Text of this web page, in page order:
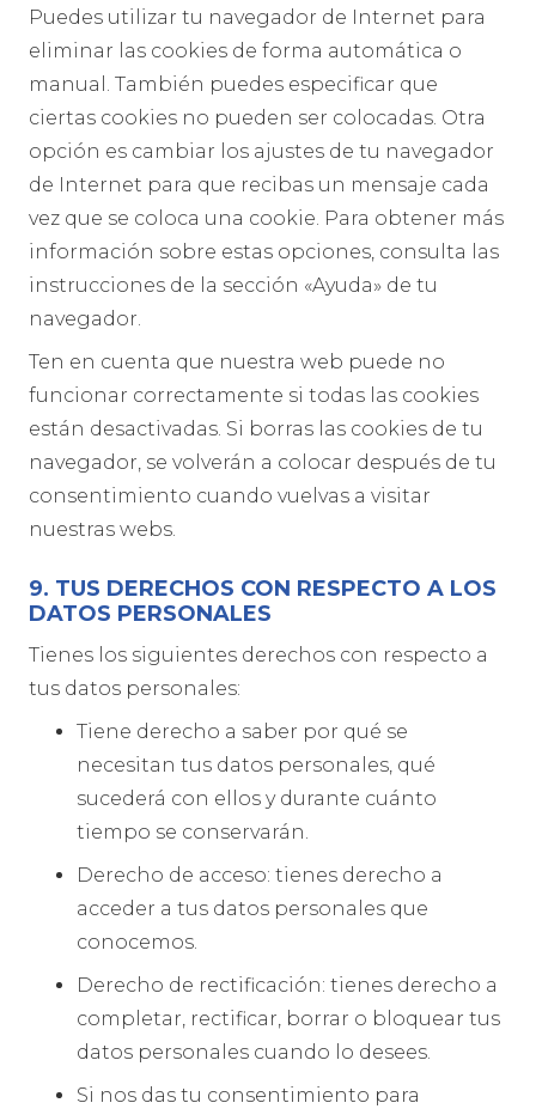
Puedes utilizar tu navegador de Internet para
eliminar las cookies de forma automática o
manual. También puedes especificar que
ciertas cookies no pueden ser colocadas. Otra
opción es cambiar los ajustes de tu navegador
de Internet para que recibas un mensaje cada
vez que se coloca una cookie. Para obtener más
información sobre estas opciones, consulta las
instrucciones de la sección «Ayuda» de tu
navegador.
Ten en cuenta que nuestra web puede no
funcionar correctamente si todas las cookies
están desactivadas. Si borras las cookies de tu
navegador, se volverán a colocar después de tu
consentimiento cuando vuelvas a visitar
nuestras webs.
9. TUS DERECHOS CON RESPECTO A LOS
DATOS PERSONALES
Tienes los siguientes derechos con respecto a
tus datos personales:
Tiene derecho a saber por qué se
necesitan tus datos personales, qué
sucederá con ellos y durante cuánto
tiempo se conservarán.
Derecho de acceso: tienes derecho a
acceder a tus datos personales que
conocemos.
Derecho de rectificación: tienes derecho a
completar, rectificar, borrar o bloquear tus
datos personales cuando lo desees.
Si nos das tu consentimiento para